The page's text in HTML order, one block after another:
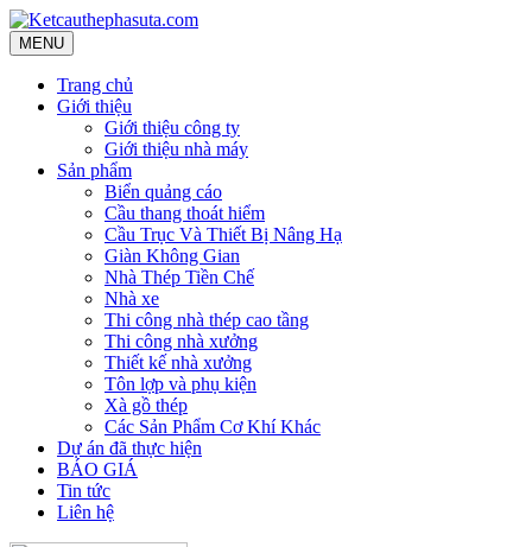
MENU
Trang chủ
Giới thiệu
Giới thiệu công ty
Giới thiệu nhà máy
Sản phẩm
Biển quảng cáo
Cầu thang thoát hiểm
Cầu Trục Và Thiết Bị Nâng Hạ
Giàn Không Gian
Nhà Thép Tiền Chế
Nhà xe
Thi công nhà thép cao tầng
Thi công nhà xưởng
Thiết kế nhà xưởng
Tôn lợp và phụ kiện
Xà gồ thép
Các Sản Phẩm Cơ Khí Khác
Dự án đã thực hiện
BÁO GIÁ
Tin tức
Liên hệ